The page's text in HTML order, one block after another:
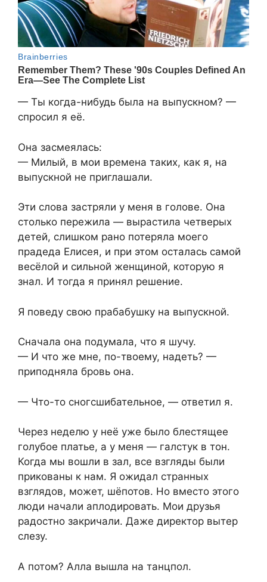
— Ты когда-нибудь была на выпускном? —
спросил я её.
Она засмеялась:
— Милый, в мои времена таких, как я, на
выпускной не приглашали.
Эти слова застряли у меня в голове. Она
столько пережила — вырастила четверых
детей, слишком рано потеряла моего
прадеда Елисея, и при этом осталась самой
весёлой и сильной женщиной, которую я
знал. И тогда я принял решение.
Я поведу свою прабабушку на выпускной.
Сначала она подумала, что я шучу.
— И что же мне, по-твоему, надеть? —
приподняла бровь она.
— Что-то сногсшибательное, — ответил я.
Через неделю у неё уже было блестящее
голубое платье, а у меня — галстук в тон.
Когда мы вошли в зал, все взгляды были
прикованы к нам. Я ожидал странных
взглядов, может, шёпотов. Но вместо этого
люди начали аплодировать. Мои друзья
радостно закричали. Даже директор вытер
слезу.
А потом? Алла вышла на танцпол.